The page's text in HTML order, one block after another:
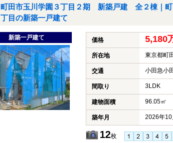
町田市玉川学園３丁目２期 新築戸建 全２棟｜町
丁目の新築一戸建て
新築一戸建て 価格 5,180
所在地 東京都町
交通 小田急小
間取り 3LDK
建物面積 96.05㎡
築年月 2026年10
12枚